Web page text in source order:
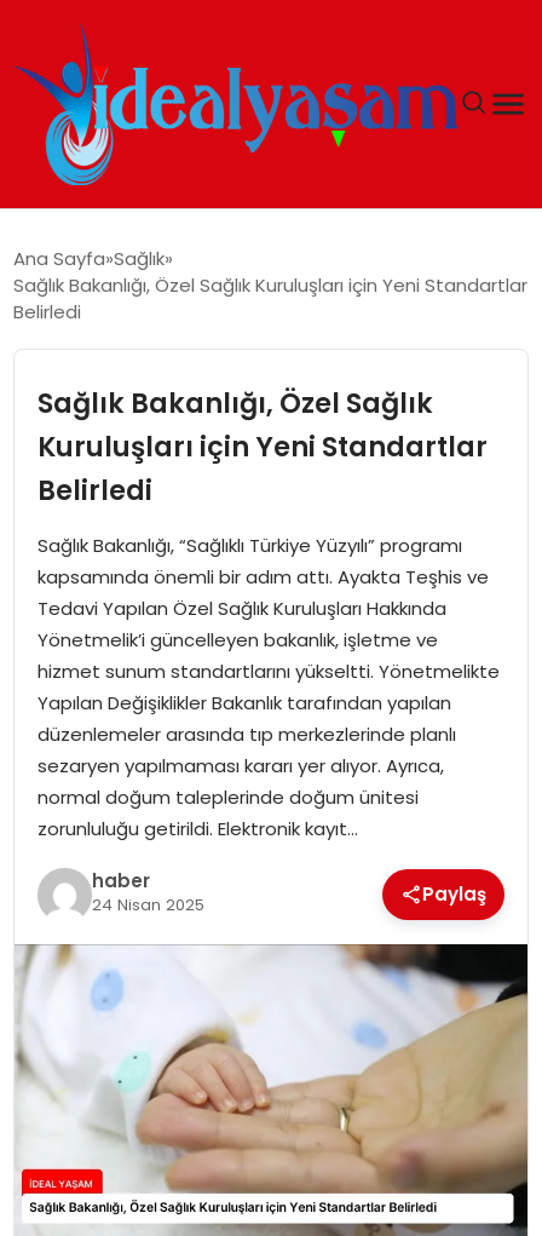
GÜNDEM
İDEAL YAŞAM
İDEAL SPOR
YAŞAM
MAGAZIN
SAĞLIK
SOSYAL HABER
Ana Sayfa Sağlık
Sağlık Bakanlığı, Özel Sağlık Kuruluşları için Yeni Standartlar
Belirledi
Sağlık Bakanlığı, Özel Sağlık
Kuruluşları için Yeni Standartlar
Belirledi
Sağlık Bakanlığı, “Sağlıklı Türkiye Yüzyılı” programı
kapsamında önemli bir adım attı. Ayakta Teşhis ve
Tedavi Yapılan Özel Sağlık Kuruluşları Hakkında
Yönetmelik’i güncelleyen bakanlık, işletme ve
hizmet sunum standartlarını yükseltti. Yönetmelikte
Yapılan Değişiklikler Bakanlık tarafından yapılan
düzenlemeler arasında tıp merkezlerinde planlı
sezaryen yapılmaması kararı yer alıyor. Ayrıca,
normal doğum taleplerinde doğum ünitesi
zorunluluğu getirildi. Elektronik kayıt…
haber
24 Nisan 2025 Paylaş